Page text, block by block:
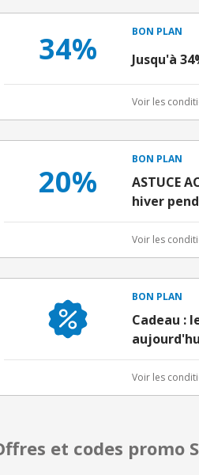
34% BON PLAN
Jusqu'à
Voir les
20%
BON PLAN
ASTUCE
hiver
Voir les
BON PLAN
Cadeau :
Voir les
et codes promo